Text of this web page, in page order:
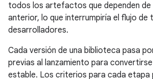
todos los artefactos que dependen de
anterior, lo que interrumpiría el flujo de
desarrolladores.
Cada versión de una biblioteca pasa
previas al lanzamiento para
estable. Los criterios para cada etapa